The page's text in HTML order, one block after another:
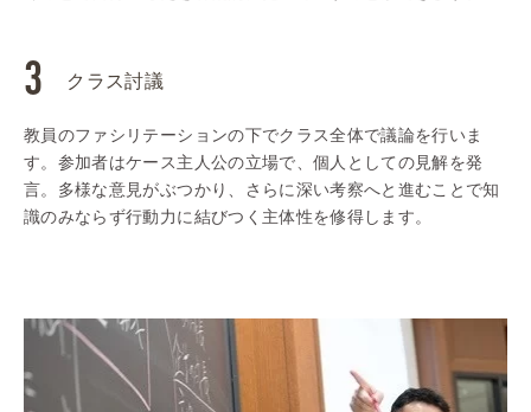
クラス討議
教員のファシリテーションの下でクラス全体で議論を行いま
す。参加者はケース主人公の立場で、個人としての見解を発
言。多様な意見がぶつかり、さらに深い考察へと進むことで知
識のみならず行動力に結びつく主体性を修得します。